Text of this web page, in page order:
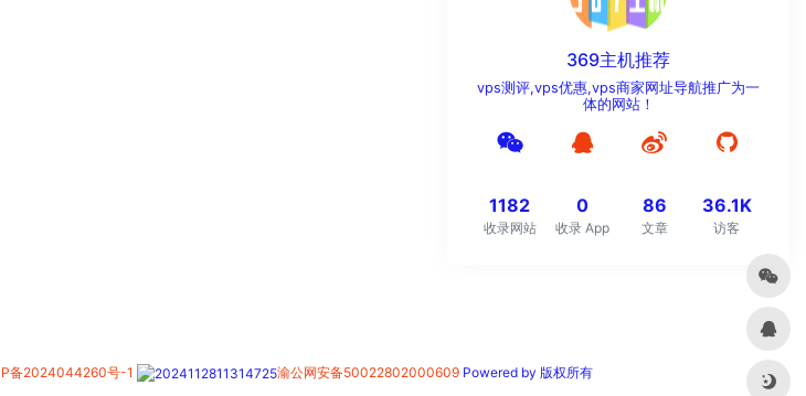
369主机推荐
vps测评,vps优惠,vps商家网址导航推广为一
体的网站！
1182
收录网站
0
收录 App
86
文章
36.1K
访客
备2024044260号-1 渝公网安备50022802000609 Powered by 版权所有